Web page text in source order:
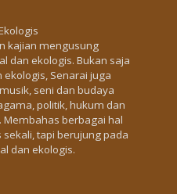
kajian mengusung
dan ekologis. Bukan saja
Senarai juga
seni dan budaya
politik, hukum dan
berbagai hal
tapi berujung pada
dan ekologis.